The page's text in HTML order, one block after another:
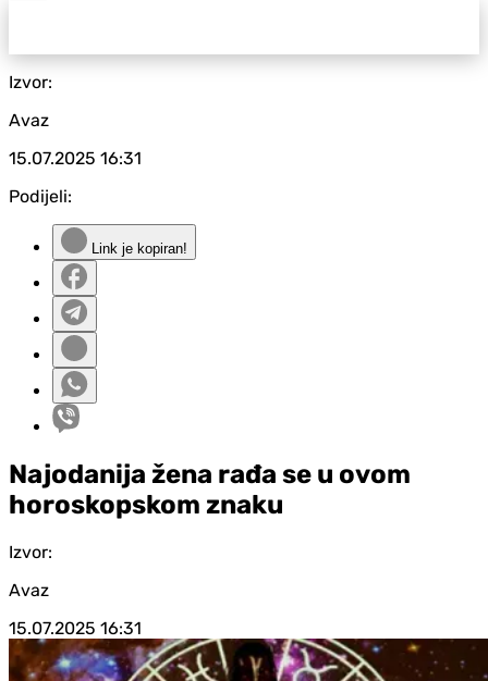
Izvor:
Avaz
15.07.2025 16:31
Podijeli:
Link je kopiran!
Najodanija žena rađa se u ovom
horoskopskom znaku
Izvor:
Avaz
15.07.2025 16:31